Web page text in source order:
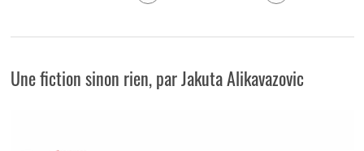
Une fiction sinon rien, par Jakuta Alikavazovic